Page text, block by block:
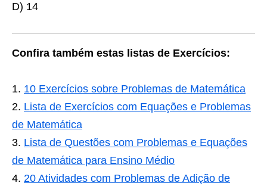
D) 14
Confira também estas listas de Exercícios:
10 Exercícios sobre Problemas de Matemática
Lista de Exercícios com Equações e Problemas
de Matemática
Lista de Questões com Problemas e Equações
de Matemática para Ensino Médio
20 Atividades com Problemas de Adição de